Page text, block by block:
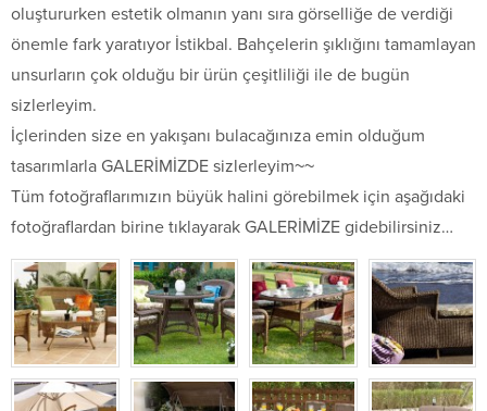
oluştururken estetik olmanın yanı sıra görselliğe de verdiği
önemle fark yaratıyor İstikbal. Bahçelerin şıklığını tamamlayan
unsurların çok olduğu bir ürün çeşitliliği ile de bugün
sizlerleyim.
İçlerinden size en yakışanı bulacağınıza emin olduğum
tasarımlarla GALERİMİZDE sizlerleyim~~
Tüm fotoğraflarımızın büyük halini görebilmek için aşağıdaki
fotoğraflardan birine tıklayarak GALERİMİZE gidebilirsiniz…